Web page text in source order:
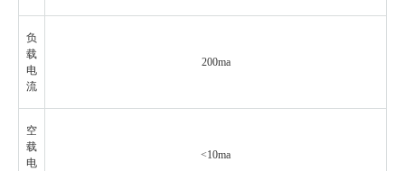
负
载
电
流
200ma
空
载
电
<10ma